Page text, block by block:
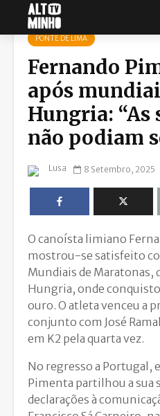
PONTE DE LIMA
Fernando
após
Hungria: “As
não podiam
Lusa 8 Setembro, 2025
O canoísta limiano
mostrou-se satisfeito
Mundiais de Maratonas,
Hungria, onde
ouro. O atleta venceu a
conjunto com José
em K2 pela quarta vez.
No regresso a Portugal,
Pimenta partilhou a sua
declarações à